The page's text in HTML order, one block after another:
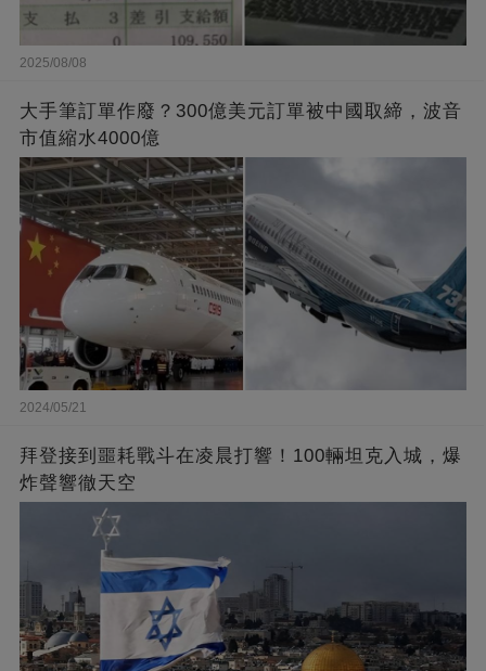
2025/08/08
大手筆訂單作廢？300億美元訂單被中國取締，波音
市值縮水4000億
2024/05/21
拜登接到噩耗戰斗在凌晨打響！100輛坦克入城，爆
炸聲響徹天空